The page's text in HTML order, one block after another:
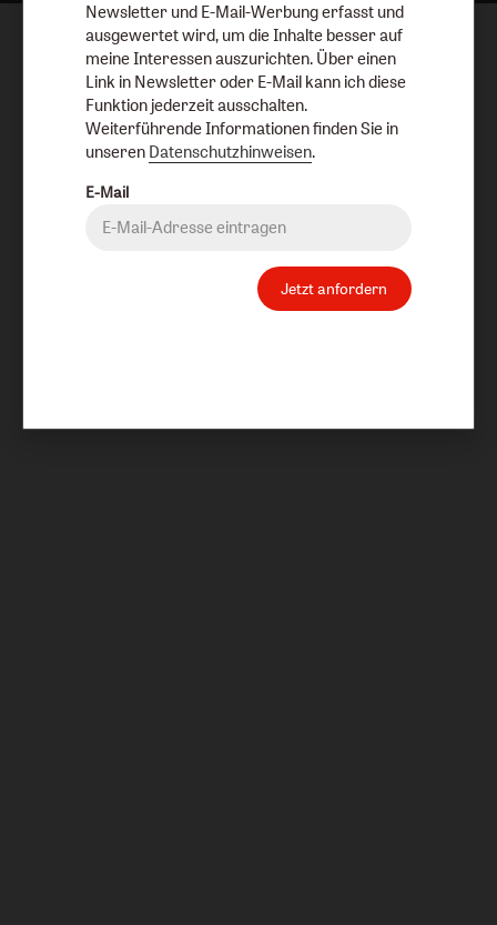
Newsletter und E-Mail-Werbung erfasst und
ausgewertet wird, um die Inhalte besser auf
meine Interessen auszurichten. Über einen
Link in Newsletter oder E-Mail kann ich diese
Funktion jederzeit ausschalten.
Weiterführende Informationen finden Sie in
unseren Datenschutzhinweisen.
E-Mail
Jetzt anfordern